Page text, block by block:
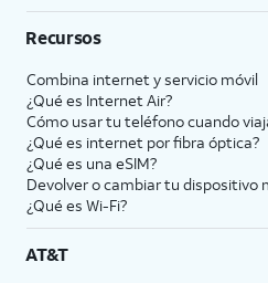
Recursos
Combina internet y servicio móvil
¿Qué es Internet Air?
Cómo usar tu teléfono cuando
¿Qué es internet por fibra óptica?
¿Qué es una eSIM?
Devolver o cambiar tu dispositivo
¿Qué es Wi-Fi?
AT&T